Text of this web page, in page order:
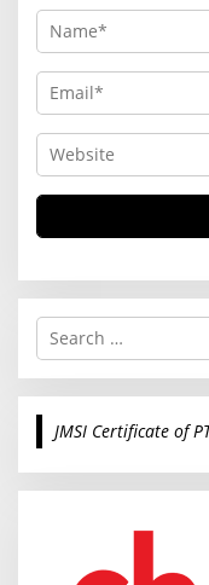
S
r
c
o
JMSI Certificate of